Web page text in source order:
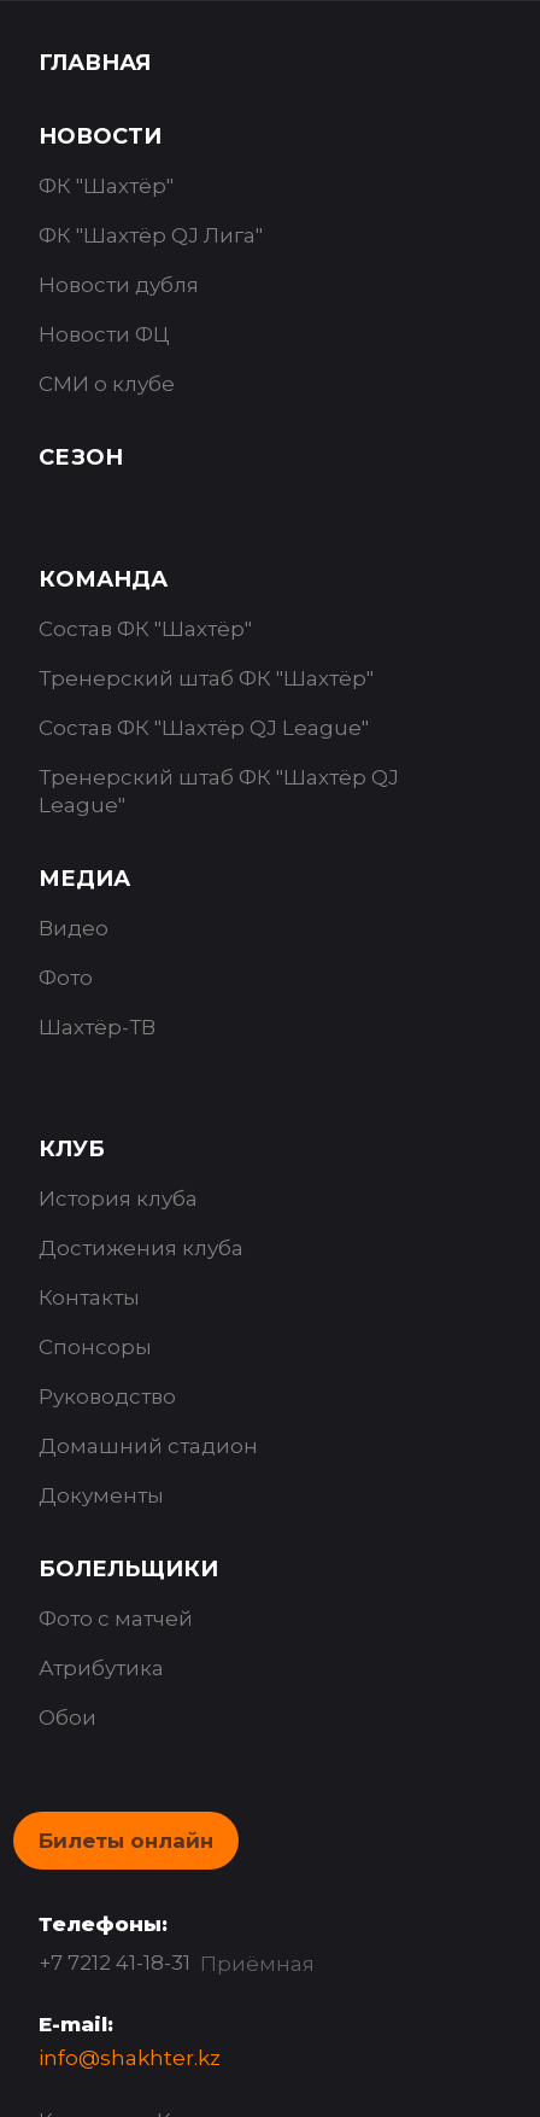
ГЛАВНАЯ
НОВОСТИ
ФК "Шахтёр"
ФК "Шахтёр QJ Лига"
Новости дубля
Новости ФЦ
СМИ о клубе
СЕЗОН
КОМАНДА
Состав ФК "Шахтёр"
Тренерский штаб ФК "Шахтёр"
Состав ФК "Шахтёр QJ League"
Тренерский штаб ФК "Шахтёр QJ
League"
МЕДИА
Видео
Фото
Шахтёр-ТВ
КЛУБ
История клуба
Достижения клуба
Контакты
Спонсоры
Руководство
Домашний стадион
Документы
БОЛЕЛЬЩИКИ
Фото с матчей
Атрибутика
Обои
Билеты онлайн
Телефоны:
+7 7212 41-18-31 Приёмная
E-mail:
info@shakhter.kz